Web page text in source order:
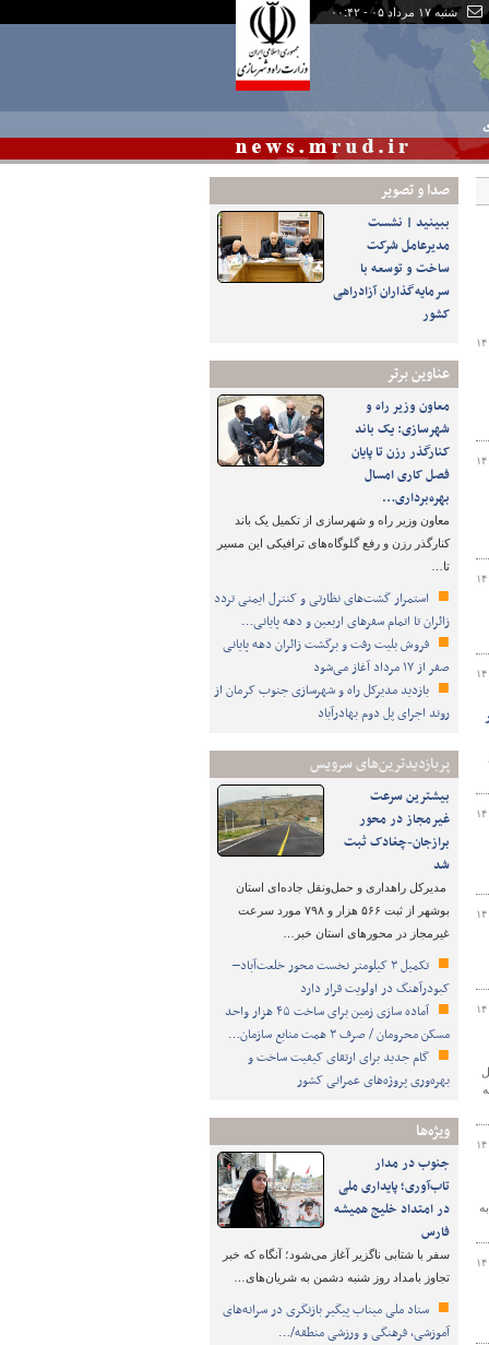
شنبه ۱۷ مرداد ۰۵ - ۰۰:۴۲
صدا و تصوير
ببینید | نشست
مدیرعامل شرکت
ساخت و توسعه با
سرمایه‌گذاران آزادراهی
کشور
عناوین برتر
معاون وزیر راه و
شهرسازی: یک باند
کنارگذر رزن تا پایان
فصل کاری امسال
بهره‌برداری…
معاون وزیر راه و شهرسازی از تکمیل یک باند
کنارگذر رزن و رفع گلوگاه‌های ترافیکی این مسیر
تا…
استمرار گشت‌های نظارتی و کنترل ایمنی تردد
زائران تا اتمام سفرهای اربعین و دهه پایانی…
فروش بلیت رفت و برگشت زائران دهه پایانی
صفر از ۱۷ مرداد آغاز می‌شود
بازدید مدیرکل راه و شهرسازی جنوب کرمان از
روند اجرای پل دوم بهادرآباد
پربازدیدترین‌های سرویس
بیشترین سرعت
غیرمجاز در محور
برازجان-چغادک ثبت
شد
مدیرکل راهداری و حمل‌ونقل جاده‌ای استان
بوشهر از ثبت ۵۶۶ هزار و ۷۹۸ مورد سرعت
غیرمجاز در محورهای استان خبر…
تکمیل ۳ کیلومتر نخست محور خلعت‌آباد–
کبودرآهنگ در اولویت قرار دارد
آماده سازی زمین برای ساخت ۴۵ هزار واحد
مسکن محرومان / صرف ۳ همت منابع سازمان…
گام جدید برای ارتقای کیفیت ساخت و
بهره‌وری پروژه‌های عمرانی کشور
ویژه‌ها
جنوب در مدار
تاب‌آوری؛ پایداری ملی
در امتداد خلیج همیشه
فارس
سفر با شتابی ناگزیر آغاز می‌شود؛ آنگاه که خبر
تجاوز بامداد روز شنبه دشمن به شریان‌های…
ستاد ملی میناب پیگیر بازنگری در سرانه‌های
آموزشی، فرهنگی و ورزشی منطقه/…
در
وسیله نقلیه